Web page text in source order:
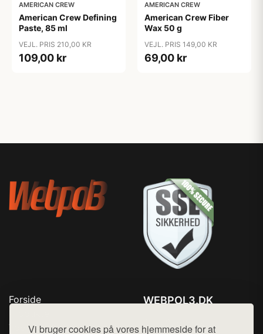
Vi bruger cookies på vores hjemmeside for at
AMERICAN CREW
American Crew Defining
Paste, 85 ml
VEJL. PRIS 210,00 KR
109,00 kr
AMERICAN CREW
American Crew Fiber
Wax 50 g
VEJL. PRIS 149,00 KR
69,00 kr
Forside
Top Rabatter
WEBPOL3.DK